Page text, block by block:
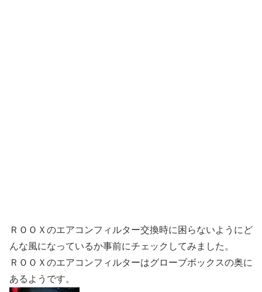
ＲＯＯＸのエアコンフィルター交換時に困らないようにど
んな風になっているか事前にチェックしてみました。
ＲＯＯＸのエアコンフィルターはグローブボックスの奥に
あるようです。